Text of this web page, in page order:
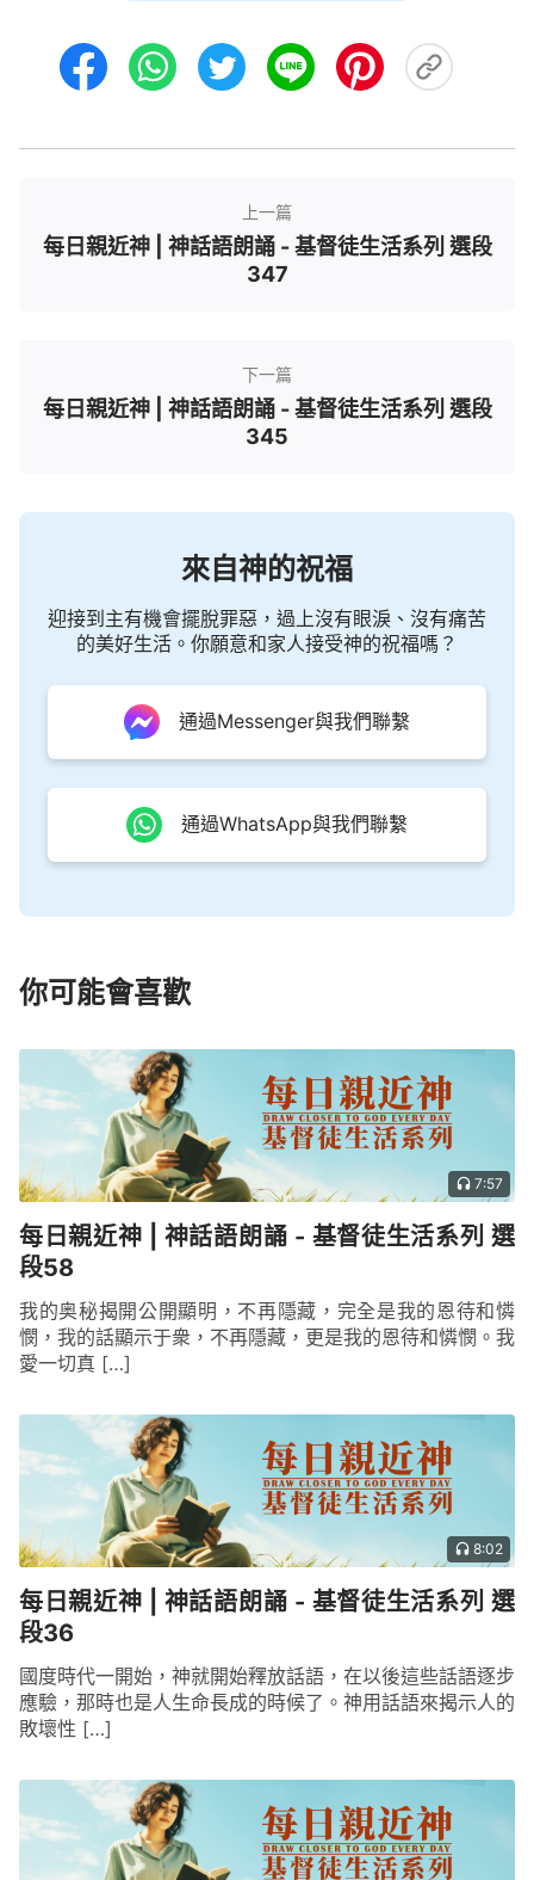
了，到最終你能不能得着就在于你個人的追求了。
——《話・卷一 神的顯現與作工・彼得的經歷——
上一篇
每日親近神 | 神話語朗誦 - 基督徒生活系列 選段
347
下一篇
每日親近神 | 神話語朗誦 - 基督徒生活系列 選段
345
來自神的祝福
迎接到主有機會擺脫罪惡，過上沒有眼淚、沒有痛苦
的美好生活。你願意和家人接受神的祝福嗎？
通過Messenger與我們聯繫
通過WhatsApp與我們聯繫
你可能會喜歡
7:57
每日親近神 | 神話語朗誦 - 基督徒生活系列 選
段58
我的奥秘揭開公開顯明，不再隱藏，完全是我的恩待和憐
憫，我的話顯示于衆，不再隱藏，更是我的恩待和憐憫。我
愛一切真 […]
8:02
每日親近神 | 神話語朗誦 - 基督徒生活系列 選
段36
國度時代一開始，神就開始釋放話語，在以後這些話語逐步
應驗，那時也是人生命長成的時候了。神用話語來揭示人的
敗壞性 […]